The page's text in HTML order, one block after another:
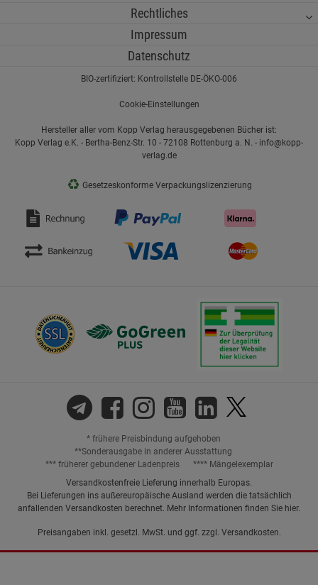
Rechtliches
Impressum
Datenschutz
BIO-zertifiziert: Kontrollstelle DE-ÖKO-006
Cookie-Einstellungen
Hersteller aller vom Kopp Verlag herausgegebenen Bücher ist:
Kopp Verlag e.K. - Bertha-Benz-Str. 10 - 72108 Rottenburg a. N. - info@kopp-
verlag.de
♻ Gesetzeskonforme Verpackungslizenzierung
* frühere Preisbindung aufgehoben
**Sonderausgabe in anderer Ausstattung
*** früherer gebundener Ladenpreis
**** Mängelexemplar
Versandkostenfreie Lieferung innerhalb Europas.
Bei Lieferungen ins außereuropäische Ausland werden die tatsächlich
anfallenden Versandkosten berechnet. Mehr Informationen finden Sie hier.
Preisangaben inkl. gesetzl. MwSt. und ggf. zzgl. Versandkosten.